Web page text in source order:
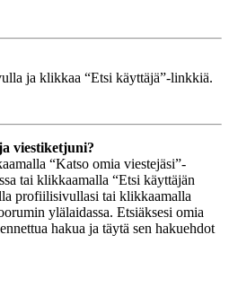
ja klikkaa “Etsi käyttäjä”-linkkiä.
viestiketjuni?
“Katso omia viestejäsi”-
tai klikkaamalla “Etsi käyttäjän
profiilisivullasi tai klikkaamalla
ylälaidassa. Etsiäksesi omia
hakua ja täytä sen hakuehdot